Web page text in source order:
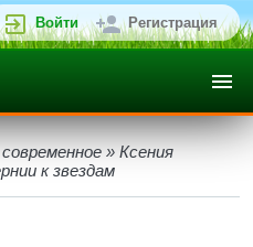
Войти Регистрация
» Ксения
к звездам